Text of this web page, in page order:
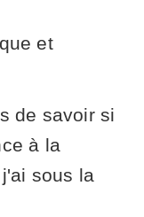
et
de savoir si
à la
sous la